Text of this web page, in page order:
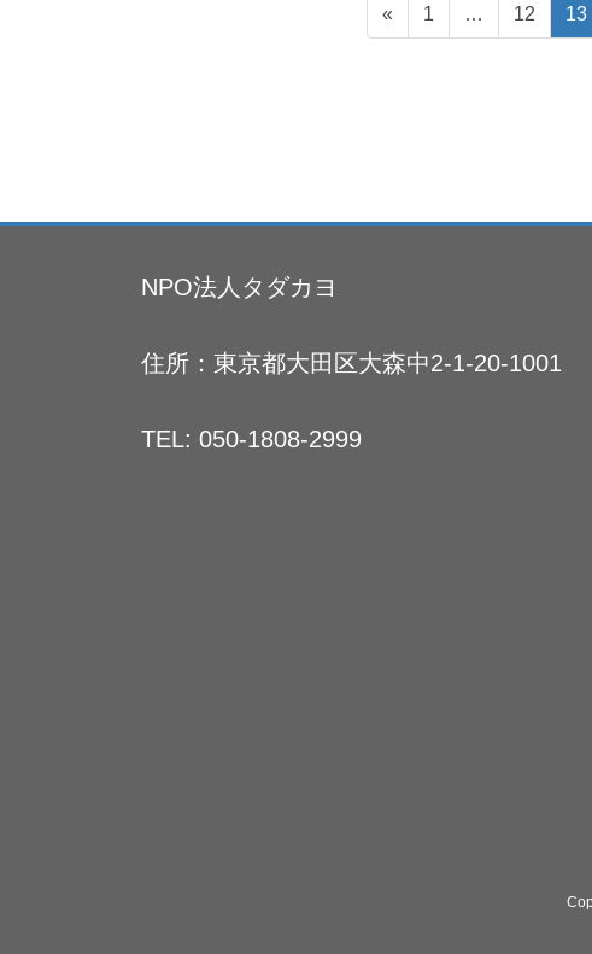
ジ
送
«
ペ
ー
1 …
ペ
ー
12
ペ
ー
13
NPO法人タダカヨ
住所：東京都大田区大森中2-1-20-1001
TEL: 050-1808-2999